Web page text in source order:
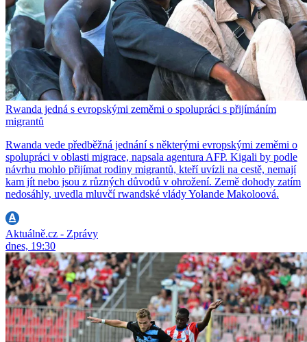
Rwanda jedná s evropskými zeměmi o spolupráci s přijímáním
migrantů
Rwanda vede předběžná jednání s některými evropskými zeměmi o
spolupráci v oblasti migrace, napsala agentura AFP. Kigali by podle
návrhu mohlo přijímat rodiny migrantů, kteří uvízli na cestě, nemají
kam jít nebo jsou z různých důvodů v ohrožení. Země dohody zatím
nedosáhly, uvedla mluvčí rwandské vlády Yolande Makoloová.
Aktuálně.cz - Zprávy
dnes, 19:30